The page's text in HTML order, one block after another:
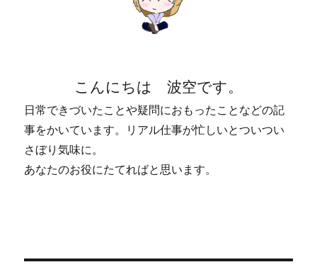
こんにちは 波空です。
日常できづいたことや疑問におもったことなどの記
事をかいています。リアル仕事が忙しいとついつい
さぼり気味に。
あなたのお役にたてればと思います。